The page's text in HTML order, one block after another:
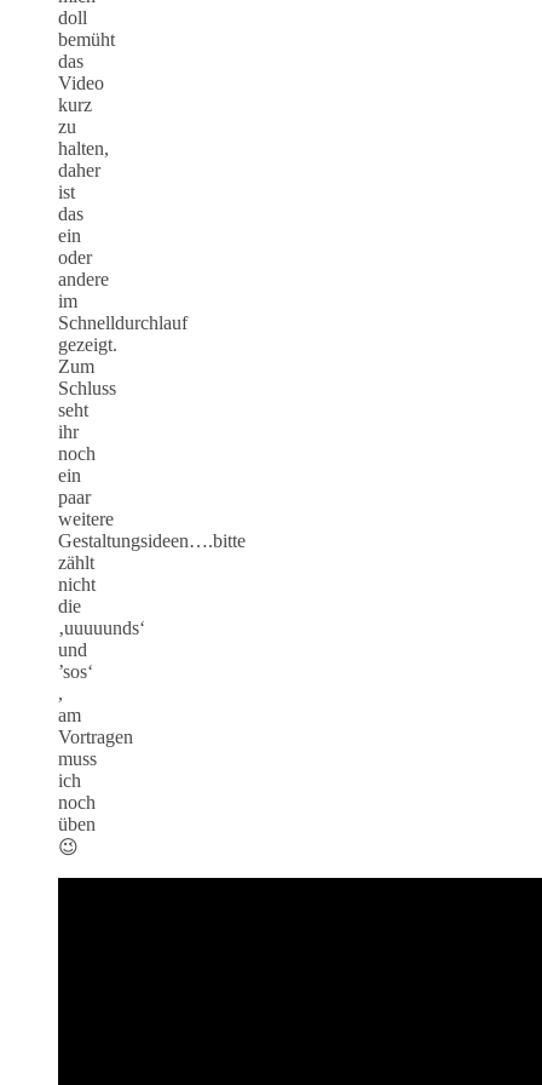
doll
bemüht
das
Video
kurz
zu
halten,
daher
ist
das
ein
oder
andere
im
Schnelldurchlauf
gezeigt.
Zum
Schluss
seht
ihr
noch
ein
paar
weitere
Gestaltungsideen….bitte
zählt
nicht
die
‚uuuuunds‘
und
’sos‘
,
am
Vortragen
muss
ich
noch
üben
😉